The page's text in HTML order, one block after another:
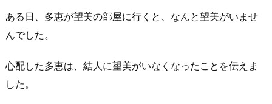
ある日、多恵が望美の部屋に行くと、なんと望美がいませ
んでした。
心配した多恵は、結人に望美がいなくなったことを伝えま
した。